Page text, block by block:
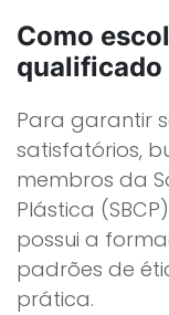
Como
qualificado
Para garantir
satisfatórios,
membros da
Plástica
possui a
padrões de
prática.